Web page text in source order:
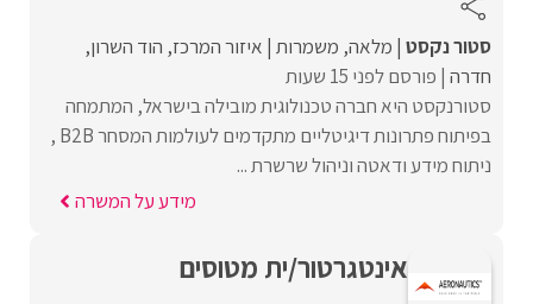
סטור נקסט מלאה משמרות איזור המרכז הוד השרון
חדרה פורסם לפני 15 שעות
סטורנקסט היא חברה טכנולוגית מובילה בישראל, המתמחה
בפיתוח פתרונות דיגיטליים מתקדמים לעולמות המסחר B2B ,
ניתוח מידע ודאטה וניהול שרשרת ...
מידע על המשרה
אינטגרטור/ית מטוסים